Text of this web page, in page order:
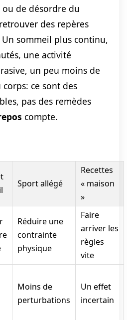
de désordre du
des repères
sommeil plus continu,
une activité
un peu moins de
ce sont des
pas des remèdes
compte.
Sport allégé
Recettes
« maison
»
Réduire une
contrainte
physique
Faire
arriver les
règles
vite
Moins de
perturbations
Un effet
incertain